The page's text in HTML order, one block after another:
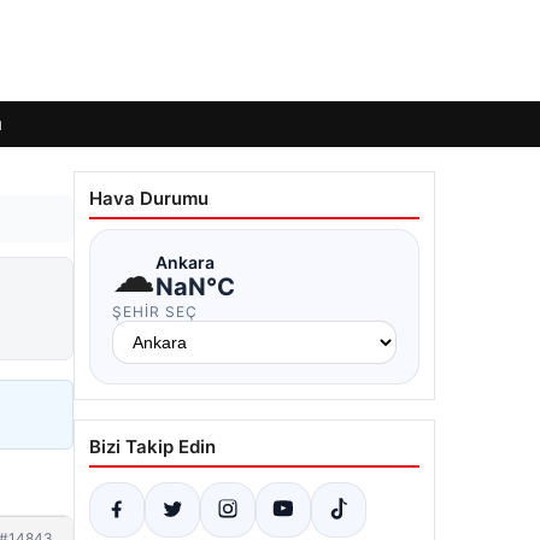
Hava Durumu
☁Ankara
NaN°C
ŞEHIR SEÇ
Bizi Takip Edin